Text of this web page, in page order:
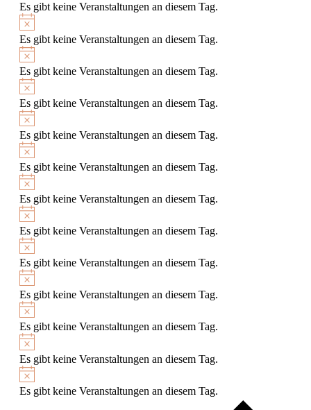
Es gibt keine Veranstaltungen an diesem Tag.
Hinweis
Es gibt keine Veranstaltungen an diesem Tag.
Hinweis
Es gibt keine Veranstaltungen an diesem Tag.
Hinweis
Es gibt keine Veranstaltungen an diesem Tag.
Hinweis
Es gibt keine Veranstaltungen an diesem Tag.
Hinweis
Es gibt keine Veranstaltungen an diesem Tag.
Hinweis
Es gibt keine Veranstaltungen an diesem Tag.
Hinweis
Es gibt keine Veranstaltungen an diesem Tag.
Hinweis
Es gibt keine Veranstaltungen an diesem Tag.
Hinweis
Es gibt keine Veranstaltungen an diesem Tag.
Hinweis
Es gibt keine Veranstaltungen an diesem Tag.
Hinweis
Es gibt keine Veranstaltungen an diesem Tag.
Hinweis
Es gibt keine Veranstaltungen an diesem Tag.